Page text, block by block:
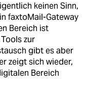
keinen Sinn,
faxtoMail-Gateway
Bereich ist
zur
gibt es aber
zeigt sich wieder,
Bereich